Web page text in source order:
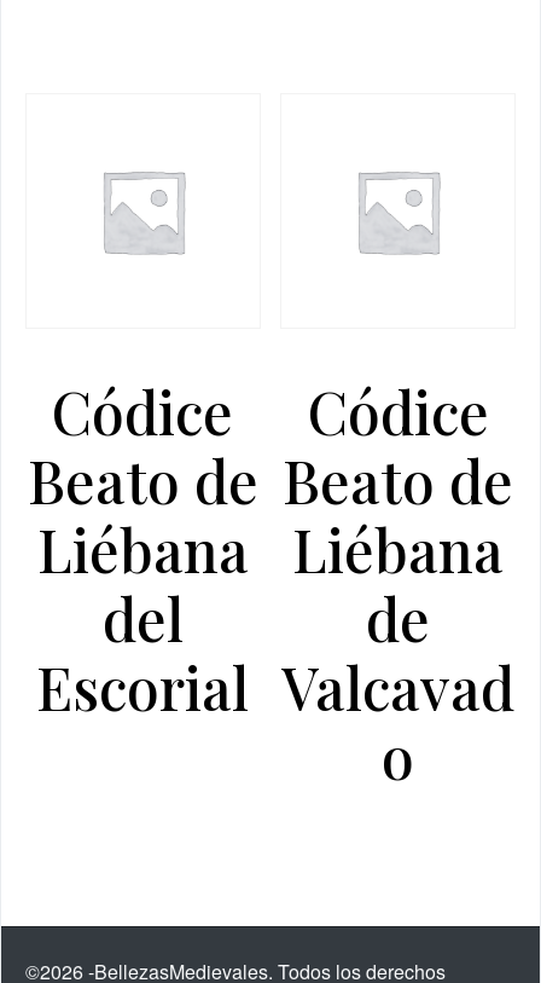
Códice
Beato de
Liébana
del
Escorial
Códice
Beato de
Liébana
de
Valcavad
o
©2026 -BellezasMedievales. Todos los derechos